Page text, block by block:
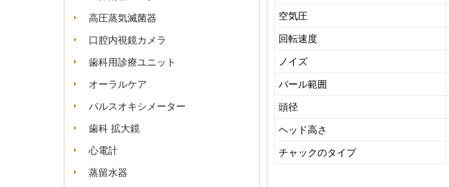
空気圧
回転速度
ノイズ
バール範囲
頭径
ヘッド高さ
チャックのタイプ
高圧蒸気滅菌器
口腔内視鏡カメラ
歯科用診療ユニット
オーラルケア
パルスオキシメーター
歯科 拡大鏡
心電計
蒸留水器